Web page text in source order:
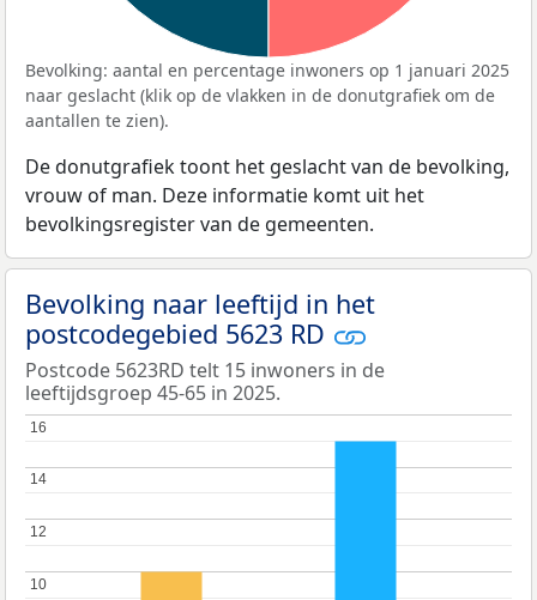
Bevolking: aantal en percentage inwoners op 1 januari 2025
naar geslacht (klik op de vlakken in de donutgrafiek om de
aantallen te zien).
De donutgrafiek toont het geslacht van de bevolking,
vrouw of man. Deze informatie komt uit het
bevolkingsregister van de gemeenten.
Bevolking naar leeftijd in het
postcodegebied 5623 RD
Postcode 5623RD telt 15 inwoners in de
leeftijdsgroep 45-65 in 2025.
10
10
12
12
14
14
16
16